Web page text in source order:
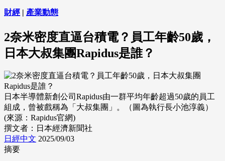
財經 | 產業動態
2奈米密度直逼台積電？員工年齡50歲，
日本大叔集團Rapidus是誰？
日本半導體新創公司Rapidus由一群平均年齡超過50歲的員工
組成，曾被戲稱為「大叔集團」。（圖為執行長小池淳義）
(來源：Rapidus官網)
撰文者：日本經濟新聞社
日經中文 2025/09/03
摘要